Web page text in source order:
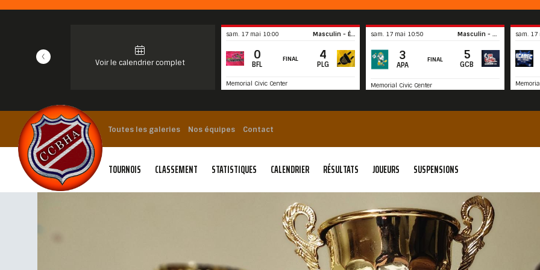
Voir le calendrier complet
sam. 17 mai 10:00 Masculin - Élite
0
BFL
FINAL 4
PLG
Memorial Civic Center
Sommaire
sam. 17 mai 10:50 Masculin - Récréatif
3
APA
FINAL 5
GCB
Memorial Civic Center
sam. 17
Toutes les galeries Nos équipes Contact
TOURNOIS CLASSEMENT STATISTIQUES CALENDRIER RÉSULTATS JOUEURS SUSPENSIONS